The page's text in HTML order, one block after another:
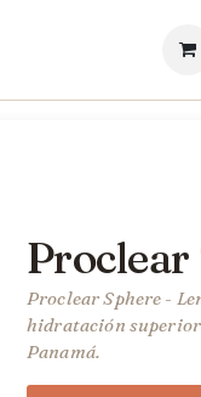
Proclear
Proclear Sphere -
hidratación superior
Panamá.